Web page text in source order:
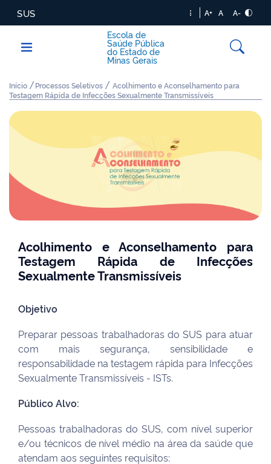
SUS A+ A A-
Escola de
Saúde Pública
do Estado de
Minas Gerais
Início /Processos Seletivos / Acolhimento e Aconselhamento para
Testagem Rápida de Infecções Sexualmente Transmissíveis
Acolhimento e Aconselhamento para
Testagem Rápida de Infecções
Sexualmente Transmissíveis
Objetivo
Preparar pessoas trabalhadoras do SUS para atuar
com mais segurança, sensibilidade e
responsabilidade na testagem rápida para Infecções
Sexualmente Transmissíveis - ISTs.
Público Alvo:
Pessoas trabalhadoras do SUS, com nível superior
e/ou técnicos de nível médio na área da saúde que
atendam aos seguintes requisitos: